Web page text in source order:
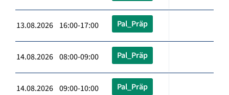
13.08.2026 16:00-17:00 Pal_Präp
14.08.2026 08:00-09:00 Pal_Präp
14.08.2026 09:00-10:00 Pal_Präp